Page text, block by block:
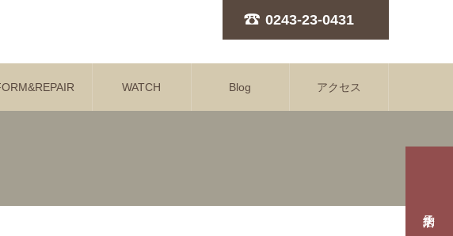
0243-23-0431
WATCH Blog アクセス